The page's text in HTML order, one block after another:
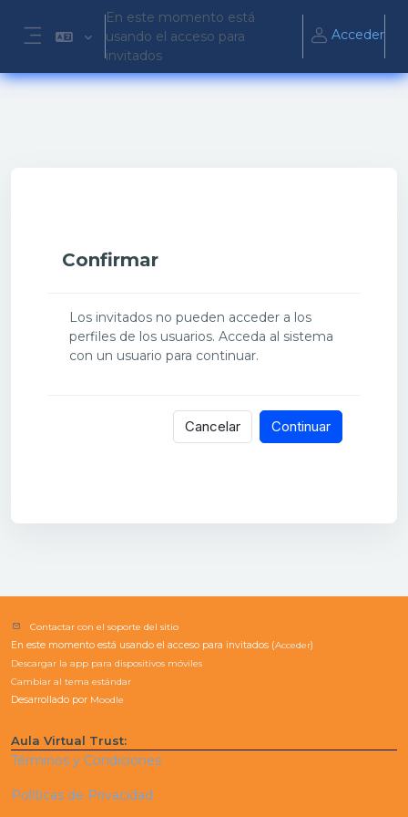
Salta al contenido principal
Panel lateral
En este momento está
usando el acceso para
invitados
Acceder
Confirmar
Los invitados no pueden acceder a los
perfiles de los usuarios. Acceda al sistema
con un usuario para continuar.
Cancelar Continuar
Contactar con el soporte del sitio
En este momento está usando el acceso para invitados (Acceder)
Descargar la app para dispositivos móviles
Cambiar al tema estándar
Desarrollado por Moodle
Aula Virtual Trust:
Términos y Condiciones
Políticas de Privacidad